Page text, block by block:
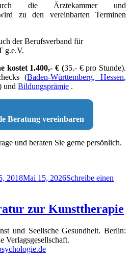
die Ärztekammer und
wird zu den vereinbarten Terminen
der Berufsverband für
g.e.V.
kostet 1.400,- € (35.- € pro Stunde).
(Baden-Württemberg, Hessen,
und Bildungsprämie .
Beratung vereinbaren
und beraten Sie gerne persönlich.
2018Mai 15, 2026Schreibe einen
zur Kunsttherapie
und Seelische Gesundheit. Berlin:
Verlagsgesellschaft.